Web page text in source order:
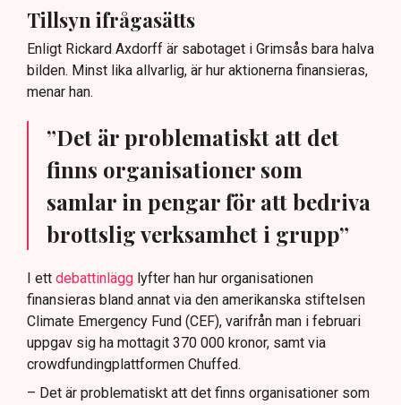
Tillsyn ifrågasätts
Enligt Rickard Axdorff är sabotaget i Grimsås bara halva
bilden. Minst lika allvarlig, är hur aktionerna finansieras,
menar han.
”Det är problematiskt att det
finns organisationer som
samlar in pengar för att bedriva
brottslig verksamhet i grupp”
I ett debattinlägg lyfter han hur organisationen
finansieras bland annat via den amerikanska stiftelsen
Climate Emergency Fund (CEF), varifrån man i februari
uppgav sig ha mottagit 370 000 kronor, samt via
crowdfundingplattformen Chuffed.
– Det är problematiskt att det finns organisationer som